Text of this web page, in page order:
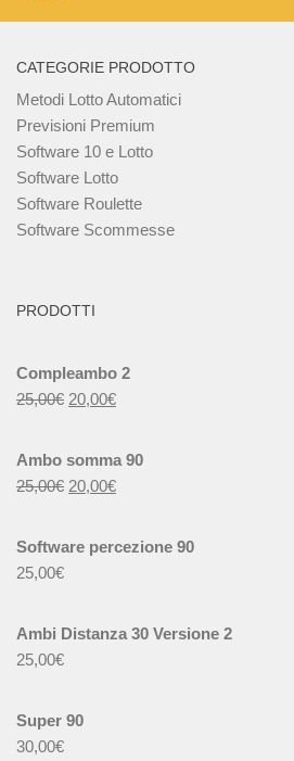
CATEGORIE PRODOTTO
Metodi Lotto Automatici
Previsioni Premium
Software 10 e Lotto
Software Lotto
Software Roulette
Software Scommesse
PRODOTTI
Compleambo 2
25,00€ 20,00€
Ambo somma 90
25,00€ 20,00€
Software percezione 90
25,00€
Ambi Distanza 30 Versione 2
25,00€
Super 90
30,00€